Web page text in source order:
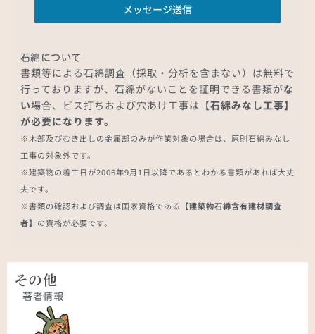
メッセージ送信
石綿について
書類等による石綿調査（採取・分析を含まない）は無料で
行っておりますが、石綿がないことを証明できる書類がな
い場合、ビス打ちおよび穴あけ工事は 【石綿みなし工事】
が必要になります。
※木部及びむき出しの金属部のみが作業対象の場合は、原則石綿みなし
工事の対象外です。
※建築物の着工日が2006年9月1日以降であるとわかる書類があれば大丈
夫です。
※書類の確認および調査は国家資格である 【建築物石綿含有建材調査
者】 の資格が必要です。
その他
著者情報